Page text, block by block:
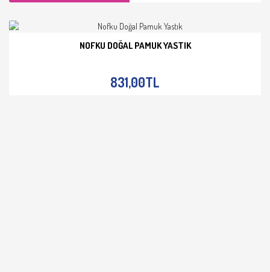
NOFKU DOĞAL PAMUK YASTIK
831,00TL